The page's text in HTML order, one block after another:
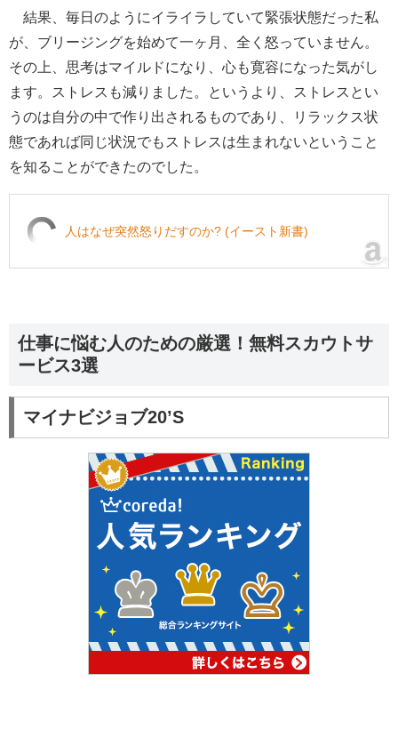
結果、毎日のようにイライラしていて緊張状態だった私
が、ブリージングを始めて一ヶ月、全く怒っていません。
その上、思考はマイルドになり、心も寛容になった気がし
ます。ストレスも減りました。というより、ストレスとい
うのは自分の中で作り出されるものであり、リラックス状
態であれば同じ状況でもストレスは生まれないということ
を知ることができたのでした。
人はなぜ突然怒りだすのか? (イースト新書)
仕事に悩む人のための厳選！無料スカウトサ
ービス3選
マイナビジョブ20’S